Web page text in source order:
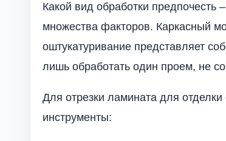
Какой вид обработки предпочесть
множества факторов. Каркасный
оштукатуривание представляет
лишь обработать один проем, не
Для отрезки ламината для
инструменты: